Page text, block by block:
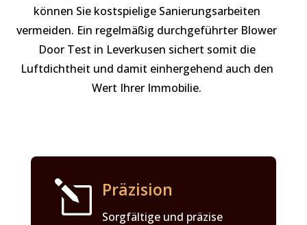
können Sie kostspielige Sanierungsarbeiten
vermeiden. Ein regelmäßig durchgeführter Blower
Door Test in Leverkusen sichert somit die
Luftdichtheit und damit einhergehend auch den
Wert Ihrer Immobilie.
l Präzision
Sorgfältige und präzise